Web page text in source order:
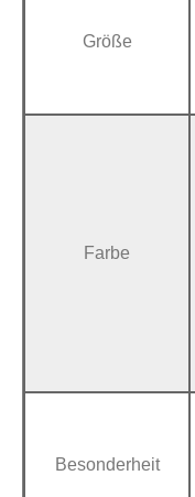
Größe
Farbe
Besonderheit